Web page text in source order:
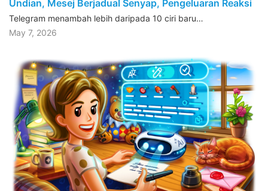
Undian, Mesej Berjadual Senyap, Pengeluaran Reaksi
Telegram menambah lebih daripada 10 ciri baru…
May 7, 2026